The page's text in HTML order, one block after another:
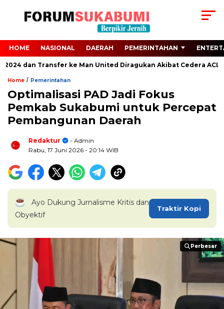
HOME NASIONAL DAERAH PEMERINTAHAN
dan Transfer ke Man United Diragukan Akibat Cedera ACL
Home / Pemerintahan
Optimalisasi PAD Jadi Fokus
Pemkab Sukabumi untuk Percepat
Pembangunan Daerah
Redaktur
- Admin
Rabu, 17 Juni 2026 - 20:14 WIB
Ayo Dukung Jurnalisme Kritis dan
Obyektif
Traktir Kopi
Perbesar
Perbesar